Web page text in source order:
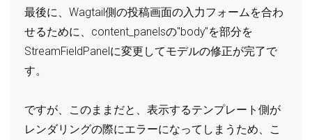
最後に、Wagtail側の投稿画面の入力フォームを合わ
せるために、content_panelsの"body"を部分を
StreamFieldPanelに変更してモデルの修正が完了で
す。
ですが、このままだと、表示するテンプレート側が
レンダリングの際にエラーになってしまうため、こ